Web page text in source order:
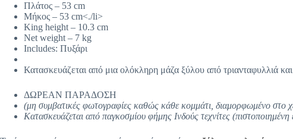
Πλάτος – 53 cm
Μήκος – 53 cm<./li>
King height – 10.3 cm
Net weight – 7 kg
Includes: Πυξάρι
Κατασκευάζεται από μια ολόκληρη μάζα ξύλου από τριανταφυλλιά και
ΔΩΡΕΑΝ ΠΑΡΑΔΟΣΗ
(μη συμβατικές φωτογραφίες καθώς κάθε κομμάτι, διαμορφωμένο στο
Κατασκευάζεται από παγκοσμίου φήμης Ινδούς τεχνίτες